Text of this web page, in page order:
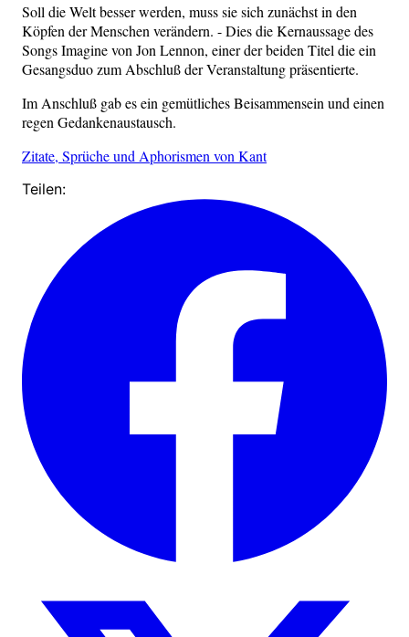
Soll die Welt besser werden, muss sie sich zunächst in den
Köpfen der Menschen verändern. - Dies die Kernaussage des
Songs Imagine von Jon Lennon, einer der beiden Titel die ein
Gesangsduo zum Abschluß der Veranstaltung präsentierte.
Im Anschluß gab es ein gemütliches Beisammensein und einen
regen Gedankenaustausch.
Zitate, Sprüche und Aphorismen von Kant
Teilen: